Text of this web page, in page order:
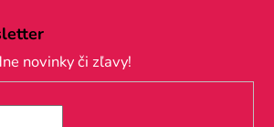
novinky či zľavy!